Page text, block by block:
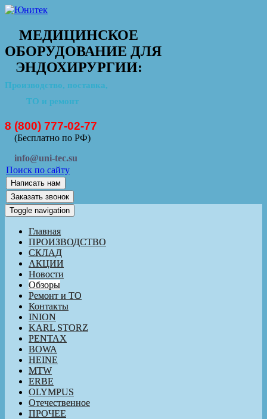
МЕДИЦИНСКОЕ
ОБОРУДОВАНИЕ ДЛЯ
ЭНДОХИРУРГИИ:
Производство, поставка,
ТО и ремонт
8 (800) 777-02-77
(Бесплатно по РФ)
info@uni-tec.su
Поиск по сайту
Написать нам
Заказать звонок
Toggle navigation
Главная
ПРОИЗВОДСТВО
СКЛАД
АКЦИИ
Новости
Обзоры
Ремонт и ТО
Контакты
INION
KARL STORZ
PENTAX
BOWA
HEINE
MTW
ERBE
OLYMPUS
Отечественное
ПРОЧЕЕ